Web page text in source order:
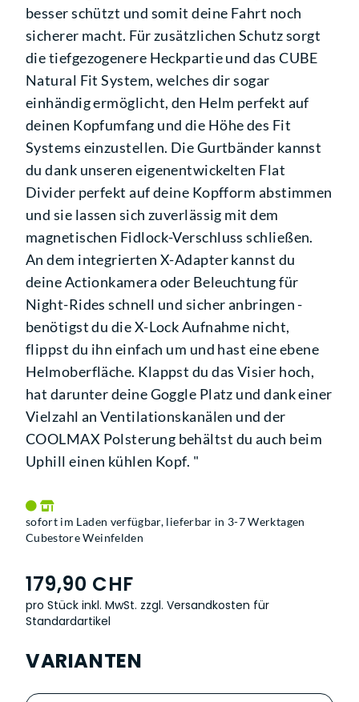
besser schützt und somit deine Fahrt noch
sicherer macht. Für zusätzlichen Schutz sorgt
die tiefgezogenere Heckpartie und das CUBE
Natural Fit System, welches dir sogar
einhändig ermöglicht, den Helm perfekt auf
deinen Kopfumfang und die Höhe des Fit
Systems einzustellen. Die Gurtbänder kannst
du dank unseren eigenentwickelten Flat
Divider perfekt auf deine Kopfform abstimmen
und sie lassen sich zuverlässig mit dem
magnetischen Fidlock-Verschluss schließen.
An dem integrierten X-Adapter kannst du
deine Actionkamera oder Beleuchtung für
Night-Rides schnell und sicher anbringen -
benötigst du die X-Lock Aufnahme nicht,
flippst du ihn einfach um und hast eine ebene
Helmoberfläche. Klappst du das Visier hoch,
hat darunter deine Goggle Platz und dank einer
Vielzahl an Ventilationskanälen und der
COOLMAX Polsterung behältst du auch beim
Uphill einen kühlen Kopf. "
sofort im Laden verfügbar, lieferbar in 3-7 Werktagen
Cubestore Weinfelden
179,90 CHF
pro Stück inkl. MwSt. zzgl. Versandkosten für
Standardartikel
VARIANTEN